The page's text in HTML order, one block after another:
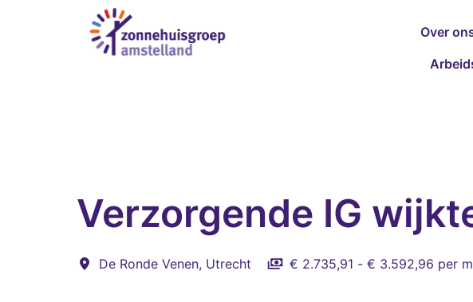
Homepagina
Over
Verzorgende IG
De Ronde Venen, Utrecht € 2.735,91 - € 3.592,96 per